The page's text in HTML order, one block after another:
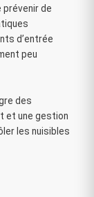
prévenir de
d’entrée
peu
des
et une gestion
les nuisibles